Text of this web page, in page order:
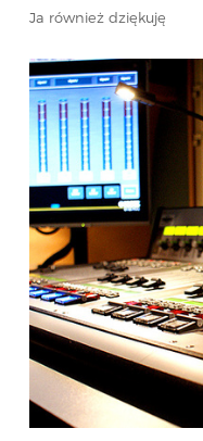
Ja również dziękuję